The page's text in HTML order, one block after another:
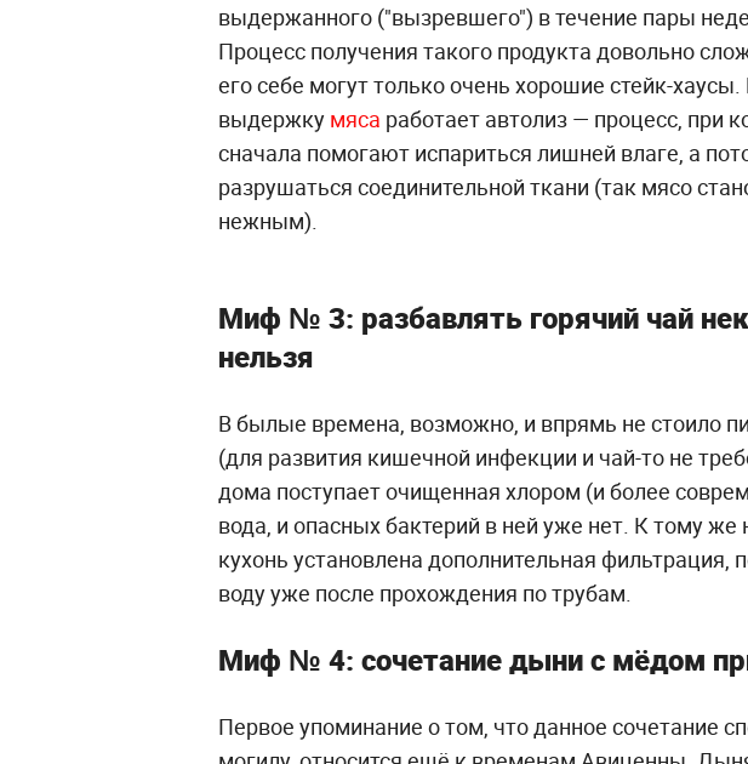
выдержанного ("вызревшего") в течение пары
Процесс получения такого продукта довольно
его себе могут только очень хорошие стейк-
выдержку мяса работает автолиз — процесс, при
сначала помогают испариться лишней влаге, а
разрушаться соединительной ткани (так мясо
нежным).
Миф № 3: разбавлять горячий чай
нельзя
В былые времена, возможно, и впрямь не стоило
(для развития кишечной инфекции и чай-то не
дома поступает очищенная хлором (и более
вода, и опасных бактерий в ней уже нет. К тому же
кухонь установлена дополнительная фильтрация,
воду уже после прохождения по трубам.
Миф № 4: сочетание дыни с мёдом
Первое упоминание о том, что данное сочетание